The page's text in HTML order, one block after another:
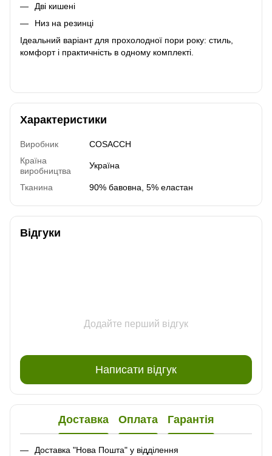
Дві кишені
Низ на резинці
Ідеальний варіант для прохолодної пори року: стиль,
комфорт і практичність в одному комплекті.
Характеристики
Виробник
COSACCH
Країна
виробництва
Україна
Тканина 90% бавовна, 5% еластан
Відгуки
Додайте перший відгук
Написати відгук
Доставка Оплата Гарантія
Доставка "Нова Пошта" у відділення